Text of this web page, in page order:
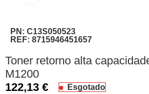
PN:C13S050523
REF:8715946451657
Toner retorno alta
M1200
122,13€ Esgotado